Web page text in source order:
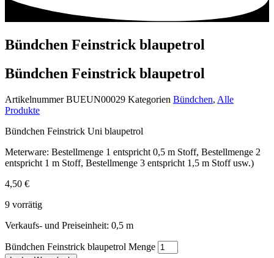
Bündchen Feinstrick blaupetrol
Bündchen Feinstrick blaupetrol
ArtikelnummerBUEUN00029 Kategorien Bündchen, Alle
Produkte
Bündchen Feinstrick Uni blaupetrol
Meterware: Bestellmenge 1 entspricht 0,5 m Stoff, Bestellmenge 2
entspricht 1 m Stoff, Bestellmenge 3 entspricht 1,5 m Stoff usw.)
4,50 €
9 vorrätig
Verkaufs- und Preiseinheit: 0,5 m
Bündchen Feinstrick blaupetrol Menge